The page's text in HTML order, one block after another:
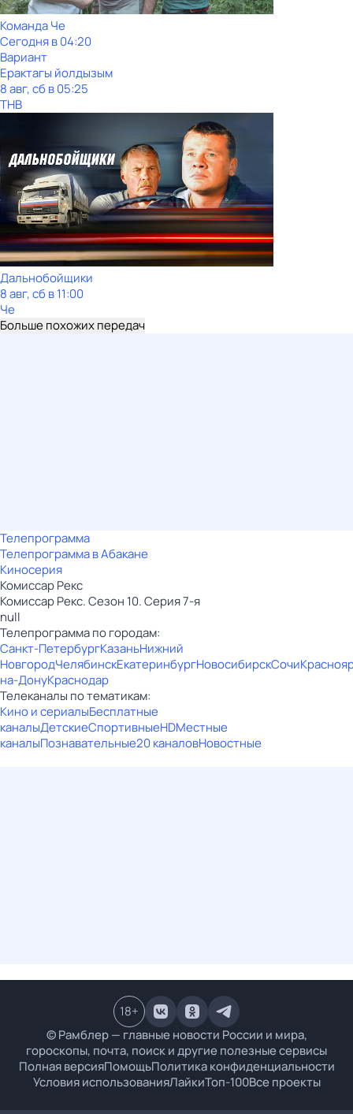
Команда Че
Сегодня в 04:20
Вариант
Ерактагы йолдызым
8 авг, сб в 05:25
ТНВ
Дальнобойщики
8 авг, сб в 11:00
Че
Больше похожих передач
Телепрограмма
Телепрограмма в Абакане
Киносерия
Комиссар Рекс
Комиссар Рекс. Сезон 10. Серия 7-я
null
Телепрограмма по городам:
Санкт-ПетербургКазаньНижний
НовгородЧелябинскЕкатеринбургНовосибирскСочи
на-ДонуКраснодар
Телеканалы по тематикам:
Кино и сериалыБесплатные
каналыДетскиеСпортивныеHDМестные
каналыПознавательные20 каналовНовостные
© Рамблер — главные новости России и мира,
гороскопы, почта, поиск и другие полезные сервисы
Полная версияПомощьПолитика конфиденциальности
Условия использованияЛайкиТоп-100Все проекты
18+